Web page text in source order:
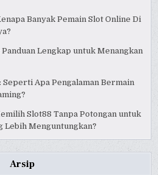
Banyak Pemain Slot Online Di
Lengkap untuk Menangkan
Apa Pengalaman Bermain
Slot88 Tanpa Potongan untuk
Lebih Menguntungkan?
Arsip